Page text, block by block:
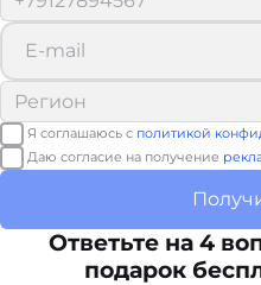
Я соглашаюсь с политикой
Даю согласие на получение
Ответьте на 4
подарок